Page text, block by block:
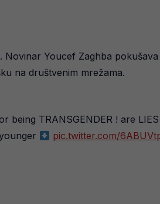
Youcef Zaghba
na društvenim mrežama.
being TRANSGENDER ! are
pic.twitter.com/